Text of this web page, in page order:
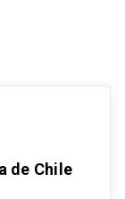
de Chile